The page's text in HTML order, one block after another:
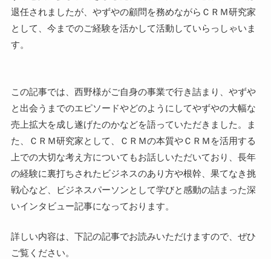
退任されましたが、やずやの顧問を務めながらＣＲＭ研究家
として、今までのご経験を活かして活動していらっしゃいま
す。
この記事では、西野様がご自身の事業で行き詰まり、やずや
と出会うまでのエピソードやどのようにしてやずやの大幅な
売上拡大を成し遂げたのかなどを語っていただきました。ま
た、ＣＲＭ研究家として、ＣＲＭの本質やＣＲＭを活用する
上での大切な考え方についてもお話しいただいており、長年
の経験に裏打ちされたビジネスのあり方や根幹、果てなき挑
戦心など、ビジネスパーソンとして学びと感動の詰まった深
いインタビュー記事になっております。
詳しい内容は、下記の記事でお読みいただけますので、ぜひ
ご覧ください。